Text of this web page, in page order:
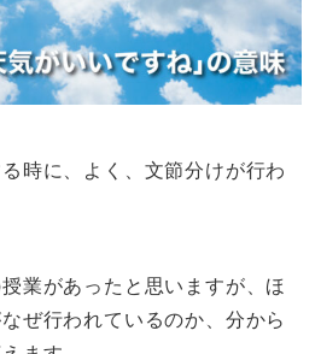
時に、よく、文節分けが行わ
業があったと思いますが、ほ
ぜ行われているのか、分から